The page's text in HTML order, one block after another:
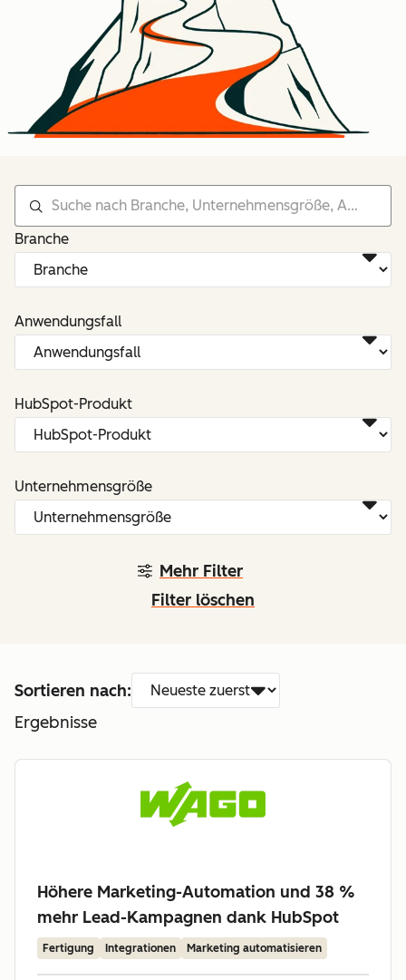
Mehr Filter
Branche
Anwendungsfall
HubSpot-Produkt
Unternehmensgröße
Filter löschen
Sortieren nach:
Ergebnisse
Höhere Marketing-Automation und 38 %
mehr Lead-Kampagnen dank HubSpot
Fertigung Integrationen Marketing automatisieren